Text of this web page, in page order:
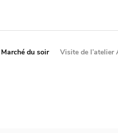
du soir Visite de l’atelier